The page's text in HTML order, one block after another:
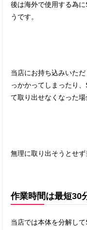
後は海外で使用する為
うです。
当店にお持ち込みいた
っかかってしまったり
て取り出せなくなった場
無理に取り出そうとせず
作業時間は最短30
当店では本体を分解し